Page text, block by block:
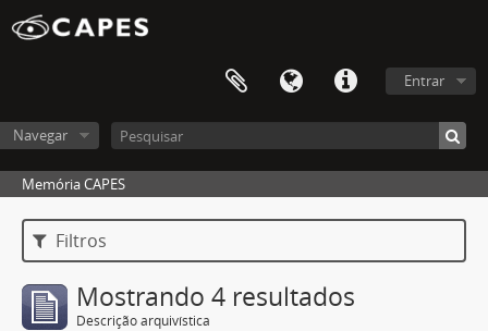
Entrar
Navegar
Memória CAPES
Filtros
Mostrando 4 resultados
Descrição arquivística